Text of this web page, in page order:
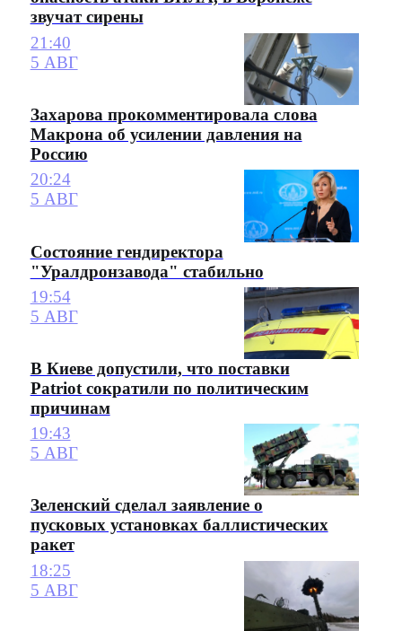
звучат сирены
21:40
5 АВГ
Захарова прокомментировала слова
Макрона об усилении давления на
Россию
20:24
5 АВГ
Состояние гендиректора
"Уралдронзавода" стабильно
19:54
5 АВГ
В Киеве допустили, что поставки
Patriot сократили по политическим
причинам
19:43
5 АВГ
Зеленский сделал заявление о
пусковых установках баллистических
ракет
18:25
5 АВГ